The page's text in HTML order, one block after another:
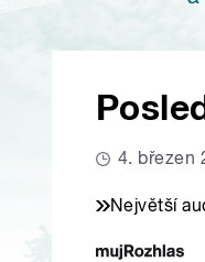
4. březen
Největší